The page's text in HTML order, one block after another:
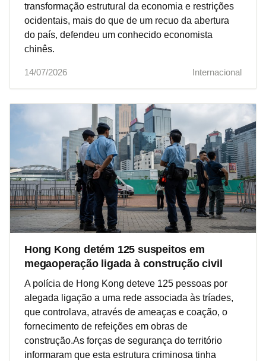
transformação estrutural da economia e restrições
ocidentais, mais do que de um recuo da abertura
do país, defendeu um conhecido economista
chinês.
14/07/2026 Internacional
Hong Kong detém 125 suspeitos em
megaoperação ligada à construção civil
A polícia de Hong Kong deteve 125 pessoas por
alegada ligação a uma rede associada às tríades,
que controlava, através de ameaças e coação, o
fornecimento de refeições em obras de
construção.As forças de segurança do território
informaram que esta estrutura criminosa tinha